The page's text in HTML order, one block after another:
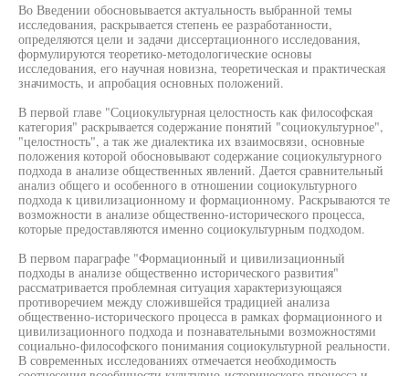
Во Введении обосновывается актуальность выбранной темы
исследования, раскрывается степень ее разработанности,
определяются цели и задачи диссертационного исследования,
формулируются теоретико-методологические основы
исследования, его научная новизна, теоретическая и практическая
значимость, и апробация основных положений.
В первой главе "Социокультурная целостность как философская
категория" раскрывается содержание понятий "социокультурное",
"целостность", а так же диалектика их взаимосвязи, основные
положения которой обосновывают содержание социокультурного
подхода в анализе общественных явлений. Дается сравнительный
анализ общего и особенного в отношении социокультурного
подхода к цивилизационному и формационному. Раскрываются те
возможности в анализе общественно-исторического процесса,
которые предоставляются именно социокультурным подходом.
В первом параграфе "Формационный и цивилизационный
подходы в анализе общественно исторического развития"
рассматривается проблемная ситуация характеризующаяся
противоречием между сложившейся традицией анализа
общественно-исторического процесса в рамках формационного и
цивилизационного подхода и познавательными возможностями
социально-философского понимания социокультурной реальности.
В современных исследованиях отмечается необходимость